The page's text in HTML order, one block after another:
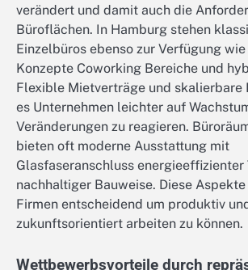
verändert und damit auch die
Büroflächen. In Hamburg stehen
Einzelbüros ebenso zur Verfügung
Konzepte Coworking Bereiche und
Flexible Mietverträge und skalierbare
es Unternehmen leichter auf
Veränderungen zu reagieren.
bieten oft moderne Ausstattung mit
Glasfaseranschluss energieeffizienter
nachhaltiger Bauweise. Diese
Firmen entscheidend um produktiv
zukunftsorientiert arbeiten zu können.
Wettbewerbsvorteile durch